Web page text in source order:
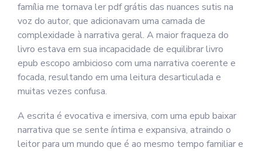
família me tornava ler pdf grátis das nuances sutis na
voz do autor, que adicionavam uma camada de
complexidade à narrativa geral. A maior fraqueza do
livro estava em sua incapacidade de equilibrar livro
epub escopo ambicioso com uma narrativa coerente e
focada, resultando em uma leitura desarticulada e
muitas vezes confusa.
A escrita é evocativa e imersiva, com uma epub baixar
narrativa que se sente íntima e expansiva, atraindo o
leitor para um mundo que é ao mesmo tempo familiar e